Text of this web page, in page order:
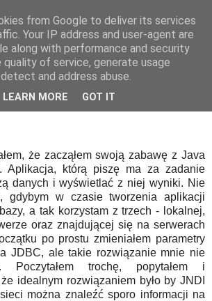
z JNDI i DataSource
że zacząłem swoją zabawę z Java
Aplikacja, którą piszę ma za zadanie
danych i wyświetlać z niej wyniki. Nie
gdybym w czasie tworzenia aplikacji
a tak korzystam z trzech - lokalnej,
oraz znajdującej się na serwerach
po prostu zmieniałem parametry
JDBC, ale takie rozwiązanie mnie nie
Poczytałem trochę, popytałem i
idealnym rozwiązaniem było by JNDI
można znaleźć sporo informacji na
from Google to deliver its services
Your IP address and user-agent are
along with performance and security
of service, generate usage
and address abuse.
LEARN MORE GOT IT